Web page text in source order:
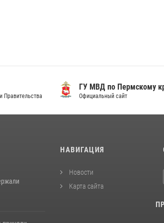
Правительства
ГУ МВД по Пермскому
Официальный сайт
НАВИГАЦИЯ
Новости
Карта сайта